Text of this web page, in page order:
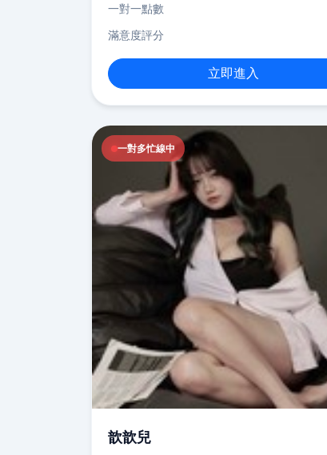
一對一點數
滿意度評分
立即進入
一對多忙線中
歆歆兒